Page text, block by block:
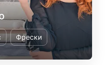
Фрески